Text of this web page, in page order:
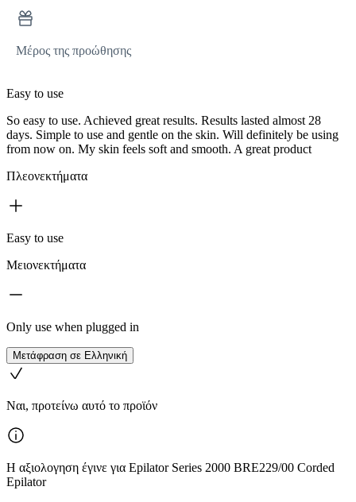
Μέρος της προώθησης
Easy to use
So easy to use. Achieved great results. Results lasted almost 28
days. Simple to use and gentle on the skin. Will definitely be using
from now on. My skin feels soft and smooth. A great product
Πλεονεκτήματα
Easy to use
Μειονεκτήματα
Only use when plugged in
Μετάφραση σε Ελληνική
Ναι, προτείνω αυτό το προϊόν
Η αξιολογηση έγινε για Epilator Series 2000 BRE229/00 Corded
Epilator